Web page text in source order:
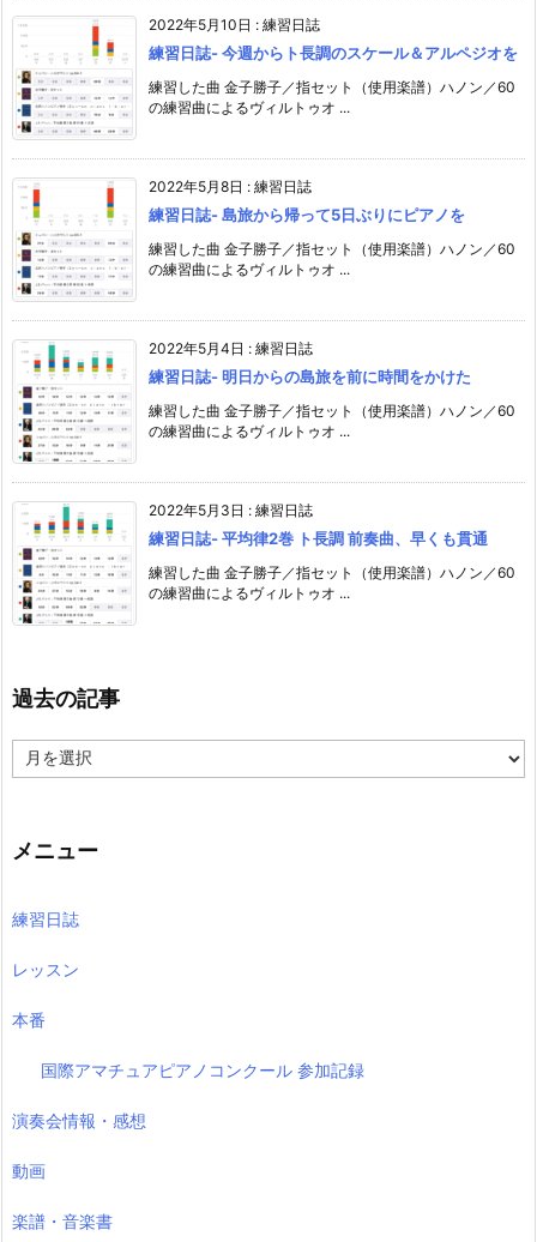
2022年5月10日 : 練習日誌
練習日誌- 今週からト長調のスケール＆アルペジオを
練習した曲 金子勝子／指セット（使用楽譜）ハノン／60
の練習曲によるヴィルトゥオ ...
2022年5月8日 : 練習日誌
練習日誌- 島旅から帰って5日ぶりにピアノを
練習した曲 金子勝子／指セット（使用楽譜）ハノン／60
の練習曲によるヴィルトゥオ ...
2022年5月4日 : 練習日誌
練習日誌- 明日からの島旅を前に時間をかけた
練習した曲 金子勝子／指セット（使用楽譜）ハノン／60
の練習曲によるヴィルトゥオ ...
2022年5月3日 : 練習日誌
練習日誌- 平均律2巻 ト長調 前奏曲、早くも貫通
練習した曲 金子勝子／指セット（使用楽譜）ハノン／60
の練習曲によるヴィルトゥオ ...
過去の記事
去
事
メニュー
練習日誌
レッスン
本番
国際アマチュアピアノコンクール 参加記録
演奏会情報・感想
動画
楽譜・音楽書